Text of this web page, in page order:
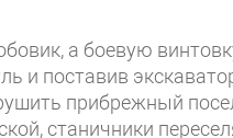
а боевую
и поставив
прибрежный
станичники